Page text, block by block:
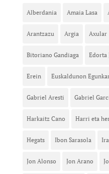
Alberdania Amaia Lasa
Arantzazu Argia Axular
Bitoriano Gandiaga Edorta
Erein Euskaldunon
Gabriel Aresti Gabriel
Harkaitz Cano Harri eta
Hegats Ibon Sarasola
Jon Alonso Jon Arano